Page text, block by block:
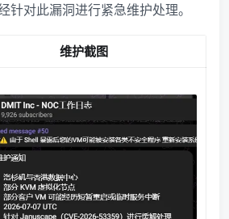
针对此漏洞进行紧急维护处理。
维护截图